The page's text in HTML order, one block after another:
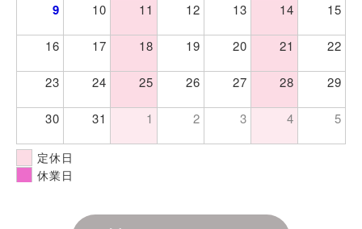
9 10 11 12 13 14 15
16 17 18 19 20 21 22
23 24 25 26 27 28 29
30 31 1 2 3 4 5
定休日
休業日